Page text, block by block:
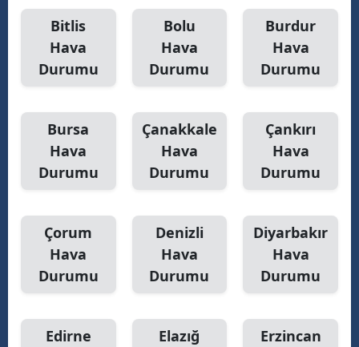
Yozgat
Zonguldak
Bayburt
Karaman
Kırıkkale
Batman
Şırnak
Bartın
Ardahan
Bitlis
Hava
Durumu
Bolu
Hava
Durumu
Burdur
Hava
Durumu
Bursa
Hava
Durumu
Çanakkale
Hava
Durumu
Çankırı
Hava
Durumu
Çorum
Hava
Durumu
Denizli
Hava
Durumu
Diyarbakır
Hava
Durumu
Edirne
Elazığ
Erzincan